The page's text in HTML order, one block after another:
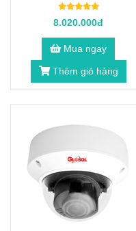
VP30-32G 2.0 Megapixel
8.020.000đ
Mua ngay
Thêm giỏ hàng